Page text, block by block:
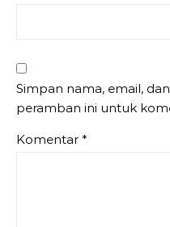
Simpan nama, email,
peramban ini untuk
Komentar *